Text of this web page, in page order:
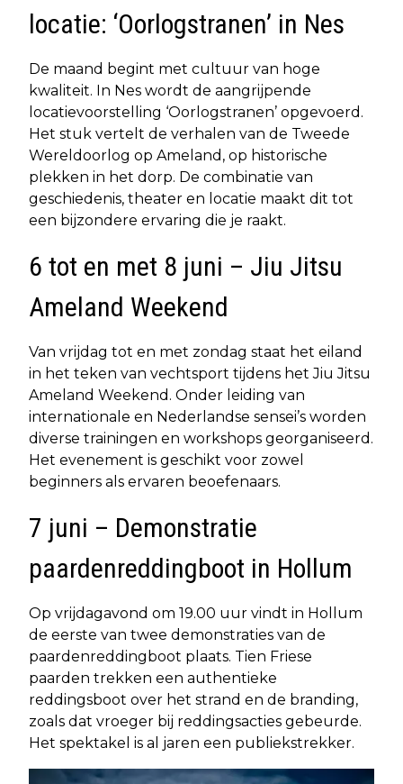
locatie: ‘Oorlogstranen’ in Nes
De maand begint met cultuur van hoge
kwaliteit. In Nes wordt de aangrijpende
locatievoorstelling ‘Oorlogstranen’ opgevoerd.
Het stuk vertelt de verhalen van de Tweede
Wereldoorlog op Ameland, op historische
plekken in het dorp. De combinatie van
geschiedenis, theater en locatie maakt dit tot
een bijzondere ervaring die je raakt.
6 tot en met 8 juni – Jiu Jitsu
Ameland Weekend
Van vrijdag tot en met zondag staat het eiland
in het teken van vechtsport tijdens het Jiu Jitsu
Ameland Weekend. Onder leiding van
internationale en Nederlandse sensei’s worden
diverse trainingen en workshops georganiseerd.
Het evenement is geschikt voor zowel
beginners als ervaren beoefenaars.
7 juni – Demonstratie
paardenreddingboot in Hollum
Op vrijdagavond om 19.00 uur vindt in Hollum
de eerste van twee demonstraties van de
paardenreddingboot plaats. Tien Friese
paarden trekken een authentieke
reddingsboot over het strand en de branding,
zoals dat vroeger bij reddingsacties gebeurde.
Het spektakel is al jaren een publiekstrekker.